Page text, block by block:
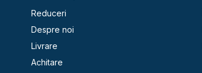
Reduceri
Despre noi
Livrare
Achitare